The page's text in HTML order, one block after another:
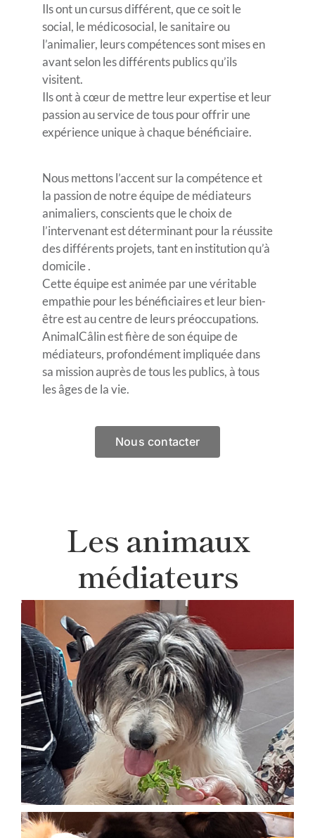
Ils ont un cursus différent, que ce soit le
social, le médicosocial, le sanitaire ou
l’animalier, leurs compétences sont mises en
avant selon les différents publics qu’ils
visitent.
Ils ont à cœur de mettre leur expertise et leur
passion au service de tous pour offrir une
expérience unique à chaque bénéficiaire.
Nous mettons l’accent sur la compétence et
la passion de notre équipe de médiateurs
animaliers, conscients que le choix de
l’intervenant est déterminant pour la réussite
des différents projets, tant en institution qu’à
domicile .
Cette équipe est animée par une véritable
empathie pour les bénéficiaires et leur bien-
être est au centre de leurs préoccupations.
AnimalCâlin est fière de son équipe de
médiateurs, profondément impliquée dans
sa mission auprès de tous les publics, à tous
les âges de la vie.
Nous contacter
Les animaux
médiateurs